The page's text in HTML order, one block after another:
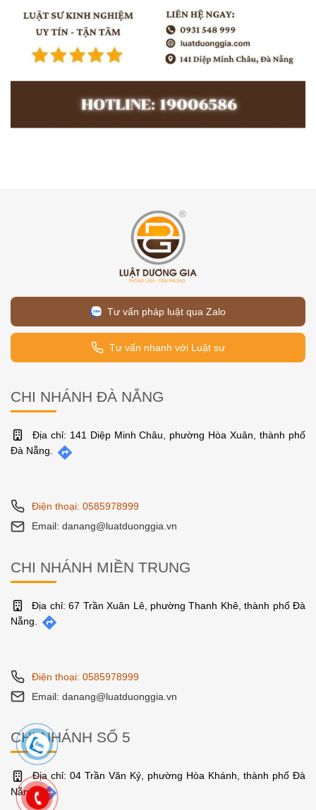
Tư vấn pháp luật qua Zalo
Tư vấn nhanh với Luật sư
CHI NHÁNH ĐÀ NẴNG
Địa chỉ: 141 Diệp Minh Châu, phường Hòa Xuân, thành phố
Đà Nẵng.
Điện thoại: 0585978999
Email: danang@luatduonggia.vn
CHI NHÁNH MIỀN TRUNG
Địa chỉ: 67 Trần Xuân Lê, phường Thanh Khê, thành phố Đà
Nẵng.
Điện thoại: 0585978999
Email: danang@luatduonggia.vn
CHI NHÁNH SỐ 5
Địa chỉ: 04 Trần Văn Kỷ, phường Hòa Khánh, thành phố Đà
Nẵng.